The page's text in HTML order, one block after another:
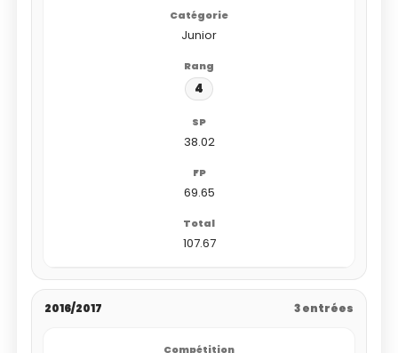
Junior
4
38.02
69.65
107.67
2016/2017 3 entrées